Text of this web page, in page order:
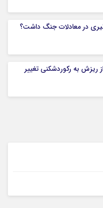
۲ چه تاثیری در معادلات جنگ داشت؟
ریزش به رکوردشکنی تغییر